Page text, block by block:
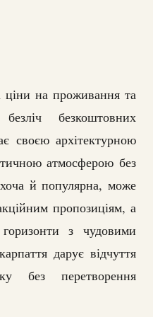
ціни на проживання та
безкоштовних
своєю архітектурною
атмосферою без
й популярна, може
пропозиціям, а
з чудовими
дарує відчуття
без перетворення